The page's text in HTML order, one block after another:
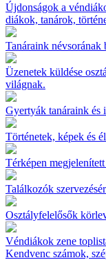
Újdonságok a
diákok, tanárok,
Tanáraink névsorának
Üzenetek küldése
világnak.
Gyertyák tanáraink és
Történetek, képek és
Térképen
Találkozók
Osztályfelelősők
Véndiákok zene
Kendvenc számok,